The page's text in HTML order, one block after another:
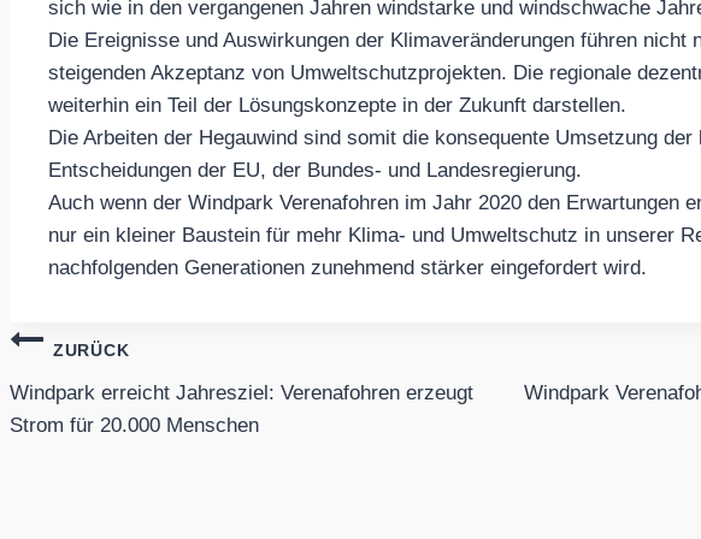
sich wie in den vergangenen Jahren windstarke und windschwache
Die Ereignisse und Auswirkungen der Klimaveränderungen führen nicht
steigenden Akzeptanz von Umweltschutzprojekten. Die regionale
weiterhin ein Teil der Lösungskonzepte in der Zukunft darstellen.
Die Arbeiten der Hegauwind sind somit die konsequente Umsetzung
Entscheidungen der EU, der Bundes- und Landesregierung.
Auch wenn der Windpark Verenafohren im Jahr 2020 den Erwartungen
nur ein kleiner Baustein für mehr Klima- und Umweltschutz in unserer
nachfolgenden Generationen zunehmend stärker eingefordert wird.
Beitragsnavigation
ZURÜCK
Windpark erreicht Jahresziel: Verenafohren erzeugt
Strom für 20.000 Menschen
Windpark